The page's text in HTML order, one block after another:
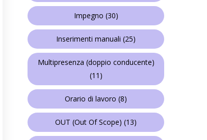
Impegno (30)
Inserimenti manuali (25)
Multipresenza (doppio conducente)
(11)
Orario di lavoro (8)
OUT (Out Of Scope) (13)